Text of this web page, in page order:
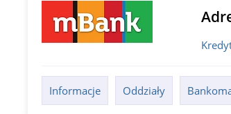
Informacje Oddziały